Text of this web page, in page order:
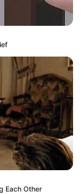
Mute
warna
Shopee. Gedung
3.000
Each Other